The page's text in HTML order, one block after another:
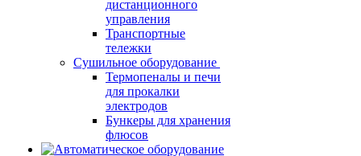
дистанционного
управления
Транспортные
тележки
Сушильное оборудование
Термопеналы и печи
для прокалки
электродов
Бункеры для хранения
флюсов